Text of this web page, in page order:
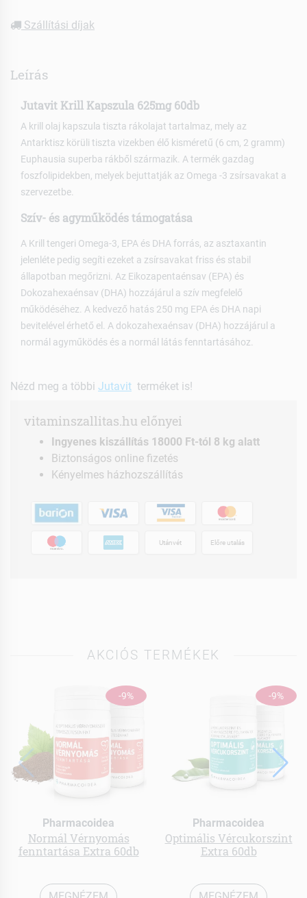
Szállítási díjak
Leírás
Jutavit Krill Kapszula 625mg 60db
A krill olaj kapszula tiszta rákolajat tartalmaz, mely az
Antarktisz körüli tiszta vizekben élő kisméretű (6 cm, 2 gramm)
Euphausia superba rákből származik. A termék gazdag
foszfolipidekben, melyek bejuttatják az Omega -3 zsírsavakat a
szervezetbe.
Szív- és agyműködés támogatása
A Krill tengeri Omega-3, EPA és DHA forrás, az asztaxantin
jelenléte pedig segíti ezeket a zsírsavakat friss és stabil
állapotban megőrizni. Az Eikozapentaénsav (EPA) és
Dokozahexaénsav (DHA) hozzájárul a szív megfelelő
működéséhez. A kedvező hatás 250 mg EPA és DHA napi
bevitelével érhető el. A dokozahexaénsav (DHA) hozzájárul a
normál agyműködés és a normál látás fenntartásához.
Nézd meg a többi Jutavit terméket is!
vitaminszallitas.hu előnyei
Ingyenes kiszállítás 18000 Ft-tól 8 kg alatt
Biztonságos online fizetés
Kényelmes házhozszállítás
Utánvét Előre utalás
AKCIÓS TERMÉKEK
-9%
Pharmacoidea
Normál Vérnyomás
fenntartása Extra 60db
-9%
Pharmacoidea
Optimális Vércukorszint
Extra 60db